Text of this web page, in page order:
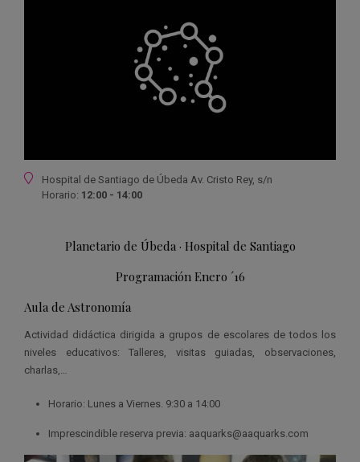
Ubicación
Hospital de Santiago de Úbeda Av. Cristo Rey, s/n
Horario: 12:00 - 14:00
Planetario de Úbeda · Hospital de Santiago
Programación Enero ´16
Aula de Astronomía
Actividad didáctica dirigida a grupos de escolares de todos los
niveles educativos: Talleres, visitas guiadas, observaciones,
charlas,…
Horario: Lunes a Viernes. 9:30 a 14:00
Imprescindible reserva previa: aaquarks@aaquarks.com